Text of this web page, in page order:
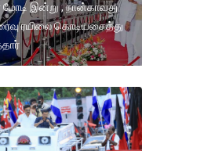
மோடி இன்று , நான்காவது
ரயிலை கொடியசைத்து